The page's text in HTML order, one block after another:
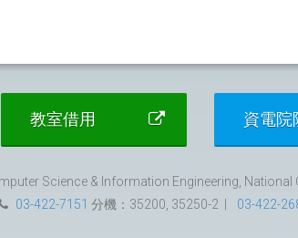
教室借用 資電院
Science & Information Engineering, National
03-422-7151 分機：35200, 35250-2 | 03-422-